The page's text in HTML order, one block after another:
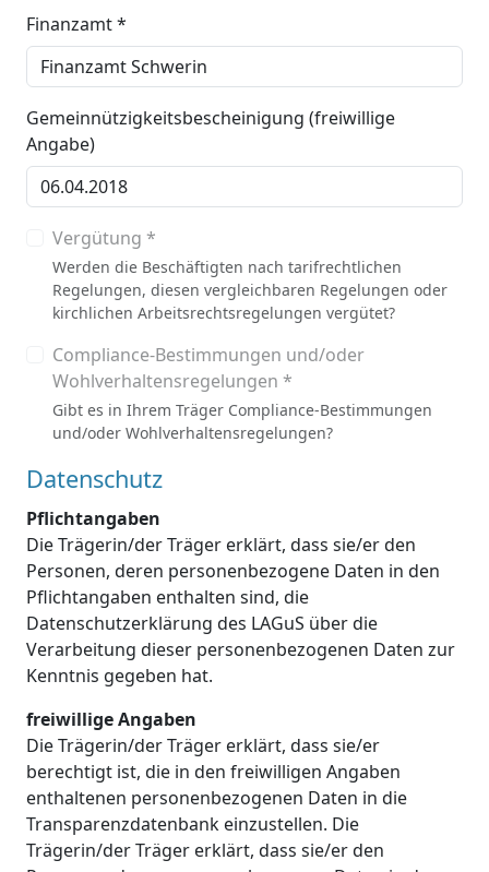
Finanzamt *
Gemeinnützigkeitsbescheinigung (freiwillige
Angabe)
Vergütung *
Werden die Beschäftigten nach tarifrechtlichen
Regelungen, diesen vergleichbaren Regelungen oder
kirchlichen Arbeitsrechtsregelungen vergütet?
Compliance-Bestimmungen und/oder
Wohlverhaltensregelungen *
Gibt es in Ihrem Träger Compliance-Bestimmungen
und/oder Wohlverhaltensregelungen?
Datenschutz
Pflichtangaben
Die Trägerin/der Träger erklärt, dass sie/er den
Personen, deren personenbezogene Daten in den
Pflichtangaben enthalten sind, die
Datenschutzerklärung des LAGuS über die
Verarbeitung dieser personenbezogenen Daten zur
Kenntnis gegeben hat.
freiwillige Angaben
Die Trägerin/der Träger erklärt, dass sie/er
berechtigt ist, die in den freiwilligen Angaben
enthaltenen personenbezogenen Daten in die
Transparenzdatenbank einzustellen. Die
Trägerin/der Träger erklärt, dass sie/er den